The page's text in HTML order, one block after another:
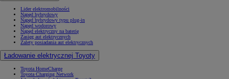
Lider elektromobilności
Napęd hybrydowy
Napęd hybrydowy typu plug-in
Napęd wodorowy
Napęd elektryczny na baterię
Zasięg aut elektrycznych
Zalety posiadania aut elektrycznych
Ładowanie elektrycznej Toyoty
Toyota HomeCharge
Toyota Charging Network